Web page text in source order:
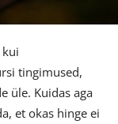
tingimused,
üle. Kuidas aga
et okas hinge ei